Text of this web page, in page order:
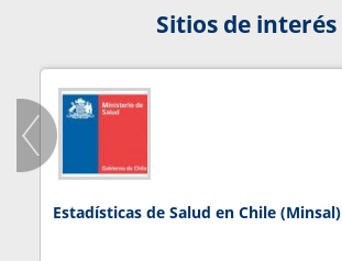
Sitios de interés
Estadísticas de Salud en Chile (Minsal)